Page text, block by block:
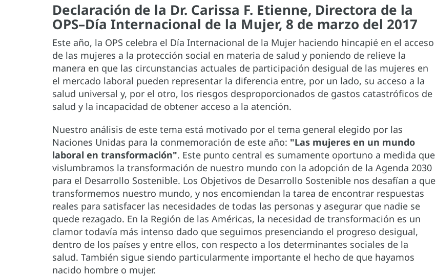
Declaración de la Dr. Carissa F. Etienne, Directora de la
OPS–Día Internacional de la Mujer, 8 de marzo del 2017
Este año, la OPS celebra el Día Internacional de la Mujer haciendo hincapié en el acceso
de las mujeres a la protección social en materia de salud y poniendo de relieve la
manera en que las circunstancias actuales de participación desigual de las mujeres en
el mercado laboral pueden representar la diferencia entre, por un lado, su acceso a la
salud universal y, por el otro, los riesgos desproporcionados de gastos catastróficos de
salud y la incapacidad de obtener acceso a la atención.
Nuestro análisis de este tema está motivado por el tema general elegido por las
Naciones Unidas para la conmemoración de este año: "Las mujeres en un mundo
laboral en transformación". Este punto central es sumamente oportuno a medida que
vislumbramos la transformación de nuestro mundo con la adopción de la Agenda 2030
para el Desarrollo Sostenible. Los Objetivos de Desarrollo Sostenible nos desafían a que
transformemos nuestro mundo, y nos encomiendan la tarea de encontrar respuestas
reales para satisfacer las necesidades de todas las personas y asegurar que nadie se
quede rezagado. En la Región de las Américas, la necesidad de transformación es un
clamor todavía más intenso dado que seguimos presenciando el progreso desigual,
dentro de los países y entre ellos, con respecto a los determinantes sociales de la
salud. También sigue siendo particularmente importante el hecho de que hayamos
nacido hombre o mujer.